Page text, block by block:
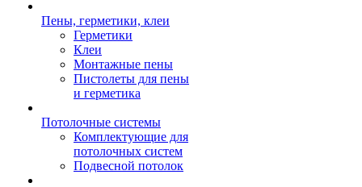
Пены, герметики, клеи
Герметики
Клеи
Монтажные пены
Пистолеты для пены
и герметика
Потолочные системы
Комплектующие для
потолочных систем
Подвесной потолок